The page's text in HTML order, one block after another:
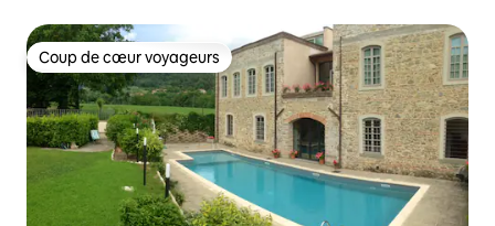
Coup de cœur voyageurs
Coup de cœur voyageurs